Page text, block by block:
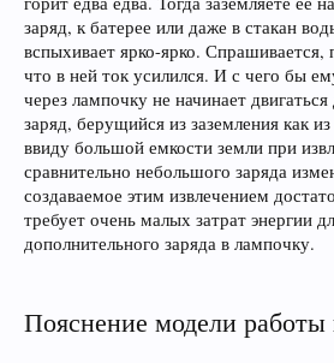
заряд, к батерее или даже в стакан
вспыхивает ярко-ярко.
что в ней ток усилился. И с чего бы
через лампочку не начинает
заряд, берущийся из заземления как
ввиду большой емкости земли при
сравнительно небольшого заряда
создаваемое этим извлечением
требует очень малых затрат энергии
дополнительного заряда в лампочку.
Пояснение модели работы